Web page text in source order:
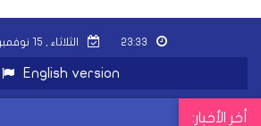
٢٣:٣٣ الثلاثاء , ١٥ نوفمبر ٢٠١٦
English version
أخر الأخبار: